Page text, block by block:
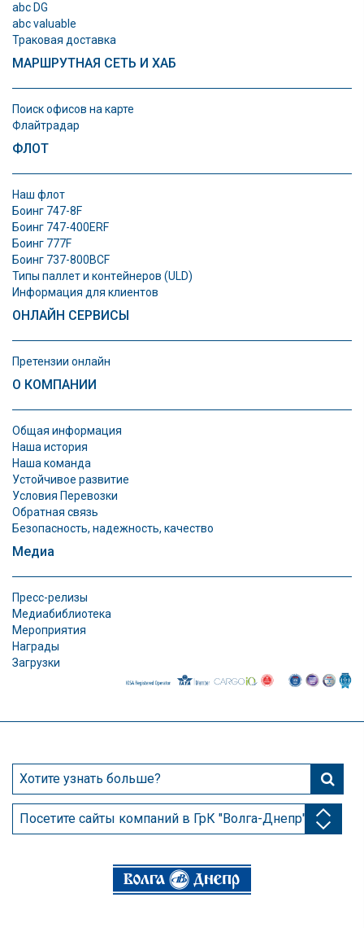
abc DG
abc valuable
Траковая доставка
МАРШРУТНАЯ СЕТЬ И ХАБ
Поиск офисов на карте
Флайтрадар
ФЛОТ
Наш флот
Боинг 747-8F
Боинг 747-400ERF
Боинг 777F
Боинг 737-800BCF
Типы паллет и контeйнеров (ULD)
Информация для клиентов
ОНЛАЙН СЕРВИСЫ
Претензии онлайн
О КОМПАНИИ
Общая информация
Наша история
Наша команда
Устойчивое развитие
Условия Перевозки
Обратная связь
Безопасность, надежность, качество
Медиа
Пресс-релизы
Медиабиблиотека
Мероприятия
Награды
Загрузки
Посетите сайты компаний в ГрК "Волга-Днепр"